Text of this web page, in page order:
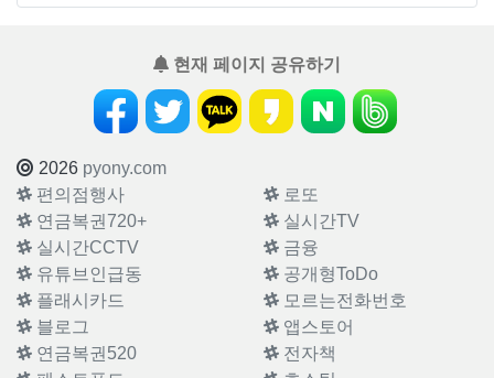
현재 페이지 공유하기
2026 pyony.com
편의점행사
로또
연금복권720+
실시간TV
실시간CCTV
금융
유튜브인급동
공개형ToDo
플래시카드
모르는전화번호
블로그
앱스토어
연금복권520
전자책